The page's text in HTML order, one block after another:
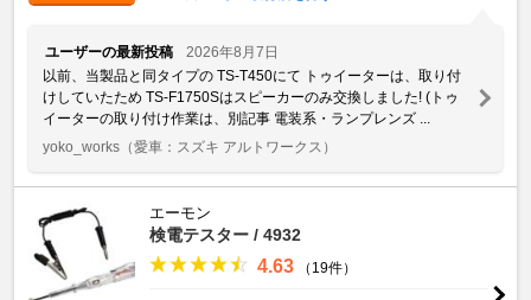
ユーザーの最新投稿
2026年8月7日
以前、当製品と同タイプの TS-T450にて トゥイーターは、取り付
けしていたため TS-F1750Sはスピーカーのみ交換しました! (トゥ
イーターの取り付け作業は、別記事 電装系・ランプレンズ ...
yoko_works （愛車：スズキ アルトワークス）
エーモン
検電テスター / 4932
4.63 （19件）